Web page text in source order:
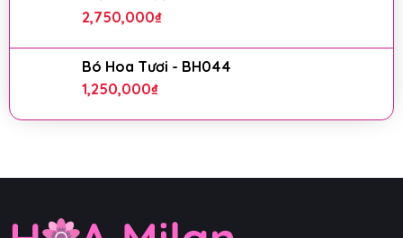
2,750,000₫
Bó Hoa Tươi - BH044
1,250,000₫